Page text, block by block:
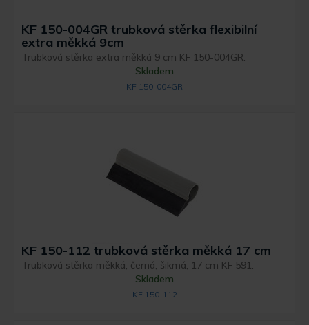
KF 150-004GR trubková stěrka flexibilní
extra měkká 9cm
Trubková stěrka extra měkká 9 cm KF 150-004GR.
Skladem
KF 150-004GR
KF 150-112 trubková stěrka měkká 17 cm
Trubková stěrka měkká, černá, šikmá, 17 cm KF 591.
Skladem
KF 150-112